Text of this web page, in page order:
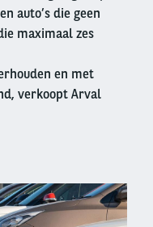
auto’s die geen
maximaal zes
en met
verkoopt Arval